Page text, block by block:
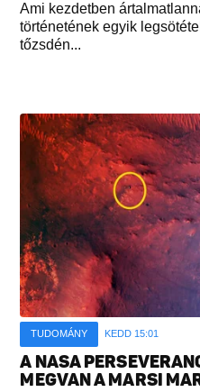
Ami kezdetben
történetének egyik
tőzsdén...
TUDOMÁNY KEDD 15:01
A NASA
MEGVAN A MARSI